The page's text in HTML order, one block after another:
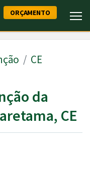
ORÇAMENTO
CE
da
CE